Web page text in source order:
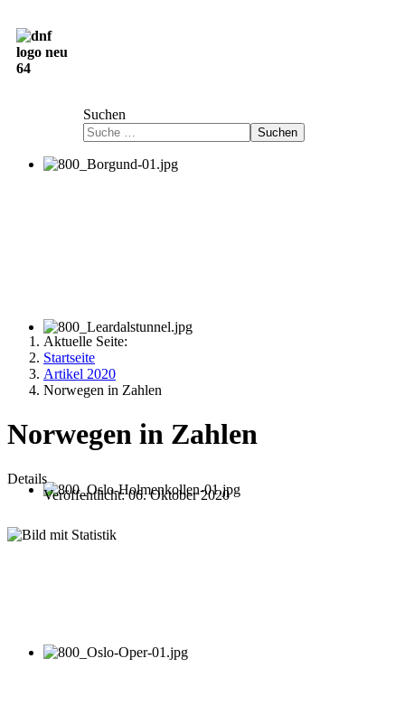
Suchen
Suchen
Aktuelle Seite:
Startseite
Artikel 2020
Norwegen in Zahlen
Norwegen in Zahlen
Details
Veröffentlicht: 06. Oktober 2020